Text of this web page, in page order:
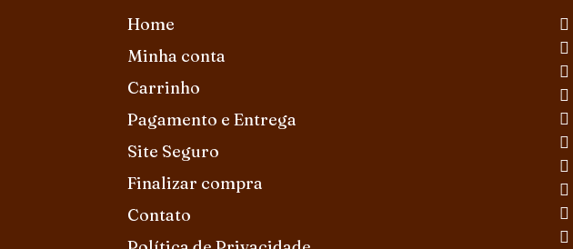
Home
Minha conta
Carrinho
Pagamento e Entrega
Site Seguro
Finalizar compra
Contato